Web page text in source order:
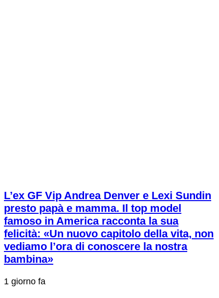
L’ex GF Vip Andrea Denver e Lexi Sundin
presto papà e mamma. Il top model
famoso in America racconta la sua
felicità: «Un nuovo capitolo della vita, non
vediamo l’ora di conoscere la nostra
bambina»
1 giorno fa